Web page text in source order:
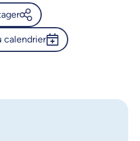
de l’Université de
calendrier